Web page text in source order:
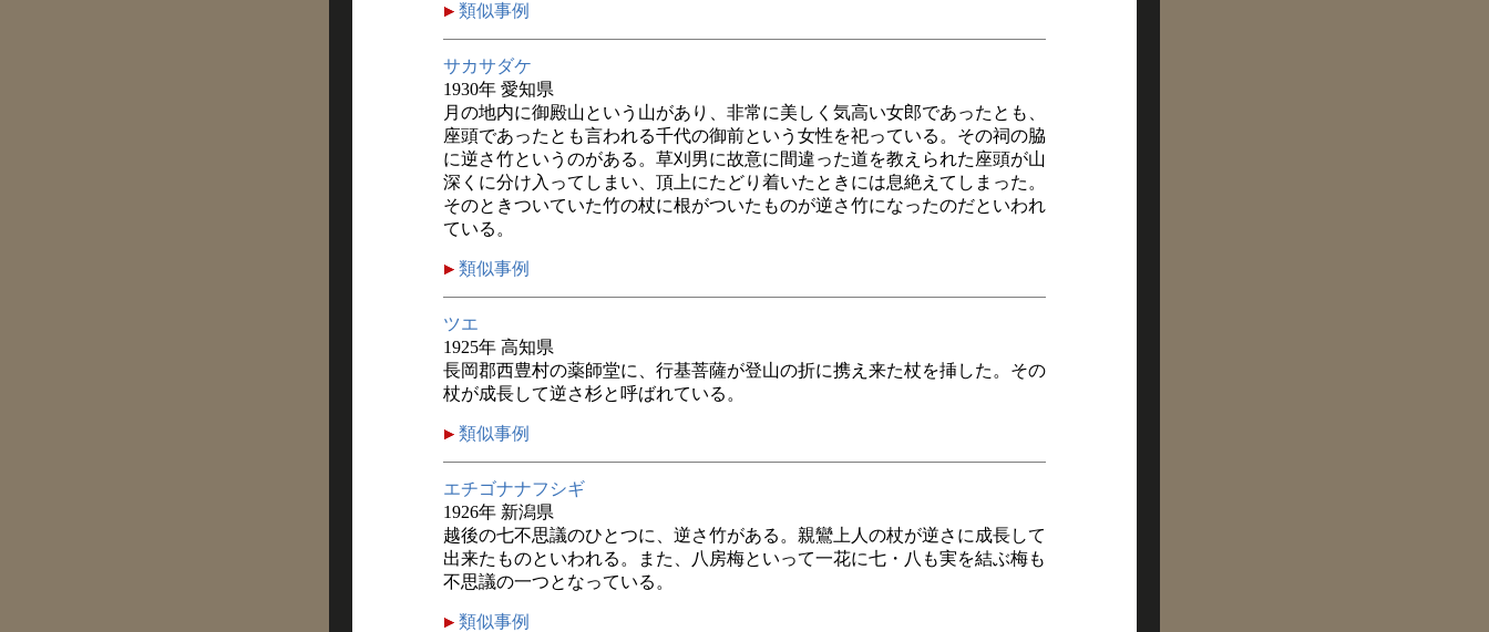
類似事例
サカサダケ
1930年 愛知県
月の地内に御殿山という山があり、非常に美しく気高い女郎であったとも、
座頭であったとも言われる千代の御前という女性を祀っている。その祠の脇
に逆さ竹というのがある。草刈男に故意に間違った道を教えられた座頭が山
深くに分け入ってしまい、頂上にたどり着いたときには息絶えてしまった。
そのときついていた竹の杖に根がついたものが逆さ竹になったのだといわれ
ている。
類似事例
ツエ
1925年 高知県
長岡郡西豊村の薬師堂に、行基菩薩が登山の折に携え来た杖を挿した。その
杖が成長して逆さ杉と呼ばれている。
類似事例
エチゴナナフシギ
1926年 新潟県
越後の七不思議のひとつに、逆さ竹がある。親鸞上人の杖が逆さに成長して
出来たものといわれる。また、八房梅といって一花に七・八も実を結ぶ梅も
不思議の一つとなっている。
類似事例